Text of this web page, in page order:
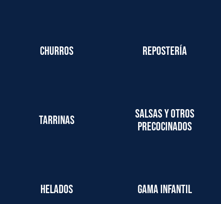
Churros Repostería
Tarrinas
Salsas y otros
precocinados
Helados Gama infantil